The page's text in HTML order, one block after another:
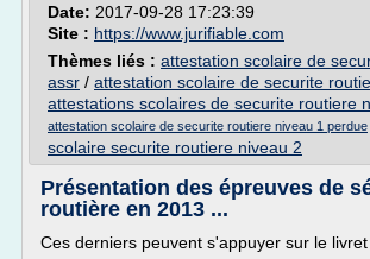
Date: 2017-09-28 17:23:39
Site : https://www.jurifiable.com
Thèmes liés : attestation scolaire de
assr / attestation scolaire de securite
attestations scolaires de securite routiere
attestation scolaire de securite routiere niveau 1 perdue
scolaire securite routiere niveau 2
Présentation des épreuves de
routière en 2013 ...
Ces derniers peuvent s'appuyer sur le